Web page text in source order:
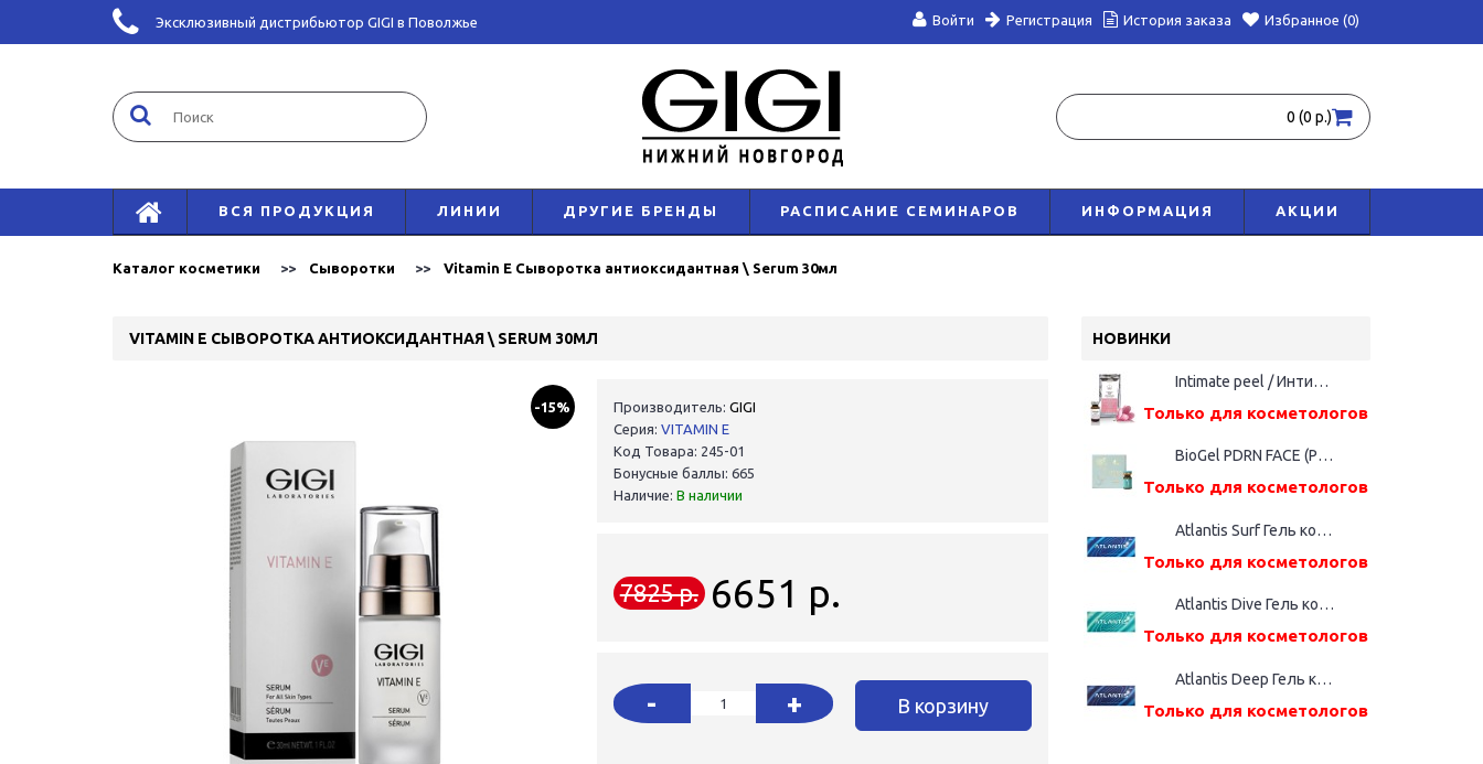
Эксклюзивный дистрибьютор GIGI в Поволжье Войти Регистрация История заказа Избранное (0)
0 (0 р.)
ВСЯ ПРОДУКЦИЯ ЛИНИИ ДРУГИЕ БРЕНДЫ РАСПИСАНИЕ СЕМИНАРОВ ИНФОРМАЦИЯ АКЦИИ
Каталог косметики Сыворотки Vitamin E Сыворотка антиоксидантная \ Serum 30мл
VITAMIN E СЫВОРОТКА АНТИОКСИДАНТНАЯ \ SERUM 30МЛ
-15% Производитель: GIGI
Серия: VITAMIN E
Код Товара: 245-01
Бонусные баллы: 665
Наличие: В наличии
7825 р. 6651 р.
- + В корзину
НОВИНКИ
Intimate peel / Интимный пилинг, 5 мл
Только для косметологов
BioGel PDRN FACE (Русалка), фл. 5мл
Только для косметологов
Atlantis Surf Гель косметический, шприц дозатор (2,2%(ВМ), 1,0 мл)
Только для косметологов
Atlantis Dive Гель косметический, шприц дозатор (2,4%(ВМ), 1,0 мл)
Только для косметологов
Atlantis Deep Гель косметический, шприц дозатор (2,6%(ВМ), 1,0 мл)
Только для косметологов